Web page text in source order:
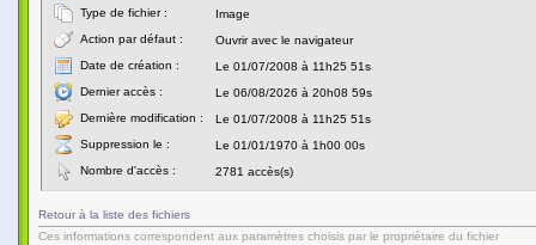
Type de fichier :
Image
Action par défaut :
Ouvrir avec le navigateur
Date de création :
Le 01/07/2008 à 11h25 51s
Dernier accès :
Le 06/08/2026 à 20h08 59s
Dernière modification :
Le 01/07/2008 à 11h25 51s
Suppression le :
Le 01/01/1970 à 1h00 00s
Nombre d'accès :
2781 accès(s)
Retour à la liste des fichiers
Ces informations correspondent aux paramètres choisis par le propriétaire du fichier